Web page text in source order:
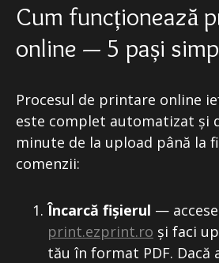
Cum funcționează
online — 5 pași
Procesul de printare online
este complet automatizat și
minute de la upload până la
comenzii:
Încarcă fișierul —
print.ezprint.ro și faci
tău în format PDF. Dacă